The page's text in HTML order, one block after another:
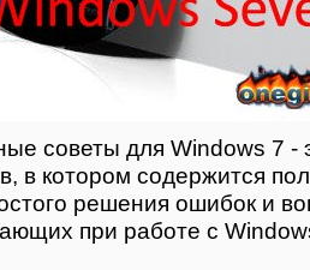
советы для Windows 7 -
в котором содержится
решения ошибок и
при работе с